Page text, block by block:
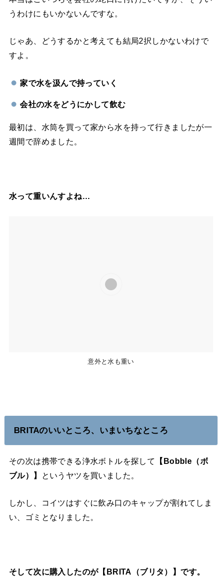
うわけにもいかないんですな。
じゃあ、どうするかと考えても結局2択しかないわけで
すよ。
家で水を汲んで持っていく
会社の水をどうにかして飲む
最初は、水筒を買って家から水を持って行きましたが一
週間で辞めました。
水って重いんすよね…
意外と水も重い
BRITAのいいところ、いまいちなところ
その次は携帯できる浄水ボトルを探して
【Bobble（ボ
ブル）】
というヤツを買いました。
しかし、コイツはすぐに飲み口のキャップが割れてしま
い、ゴミとなりました。
そして次に購入したのが【BRITA（ブリタ）】です。